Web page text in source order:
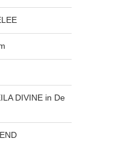
DIVINE in De